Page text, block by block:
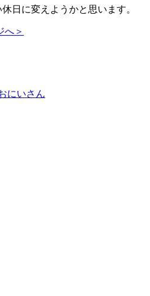
日に変えようかと思います。
へ＞
にいさん